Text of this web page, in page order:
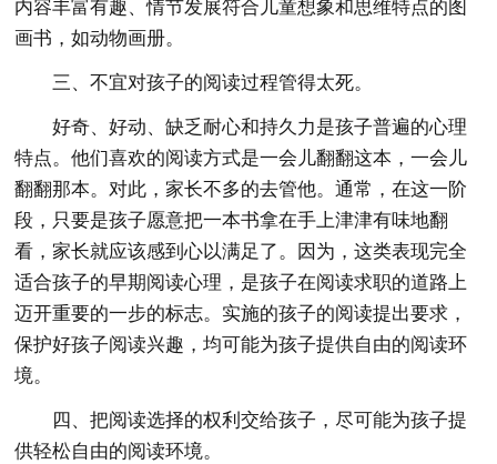
内容丰富有趣、情节发展符合儿童想象和思维特点的图
画书，如动物画册。
三、不宜对孩子的阅读过程管得太死。
好奇、好动、缺乏耐心和持久力是孩子普遍的心理
特点。他们喜欢的阅读方式是一会儿翻翻这本，一会儿
翻翻那本。对此，家长不多的去管他。通常，在这一阶
段，只要是孩子愿意把一本书拿在手上津津有味地翻
看，家长就应该感到心以满足了。因为，这类表现完全
适合孩子的早期阅读心理，是孩子在阅读求职的道路上
迈开重要的一步的标志。实施的孩子的阅读提出要求，
保护好孩子阅读兴趣，均可能为孩子提供自由的阅读环
境。
四、把阅读选择的权利交给孩子，尽可能为孩子提
供轻松自由的阅读环境。